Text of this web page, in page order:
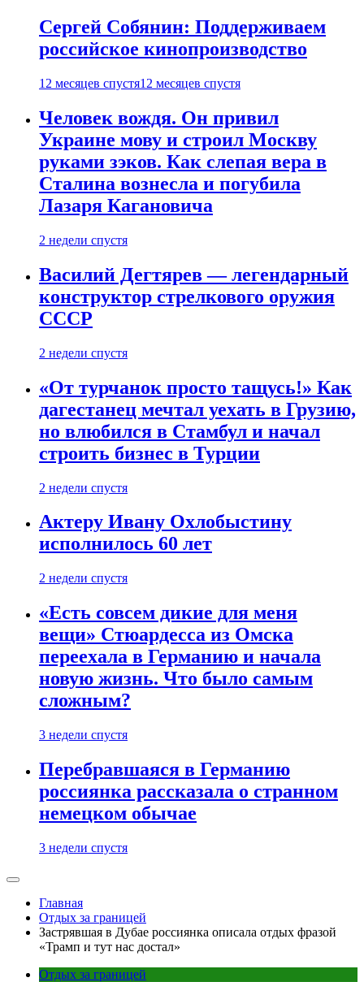
Сергей Собянин: Поддерживаем
российское кинопроизводство
12 месяцев спустя12 месяцев спустя
Человек вождя. Он привил
Украине мову и строил Москву
руками зэков. Как слепая вера в
Сталина вознесла и погубила
Лазаря Кагановича
2 недели спустя
Василий Дегтярев — легендарный
конструктор стрелкового оружия
СССР
2 недели спустя
«От турчанок просто тащусь!» Как
дагестанец мечтал уехать в Грузию,
но влюбился в Стамбул и начал
строить бизнес в Турции
2 недели спустя
Актеру Ивану Охлобыстину
исполнилось 60 лет
2 недели спустя
«Есть совсем дикие для меня
вещи» Стюардесса из Омска
переехала в Германию и начала
новую жизнь. Что было самым
сложным?
3 недели спустя
Перебравшаяся в Германию
россиянка рассказала о странном
немецком обычае
3 недели спустя
Главная
Отдых за границей
Застрявшая в Дубае россиянка описала отдых фразой
«Трамп и тут нас достал»
Отдых за границей